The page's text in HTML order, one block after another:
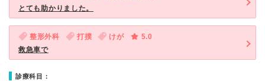
とても助かりました。
整形外科 打撲 けが
5.0
救急車で
診療科目：